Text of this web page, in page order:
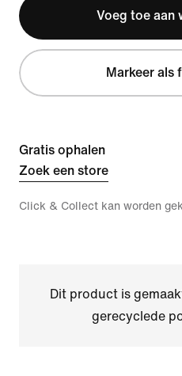
Voeg toe aan
Markeer als
Gratis ophalen
Zoek een store
Click & Collect kan worden
Dit product is
gerecyclede